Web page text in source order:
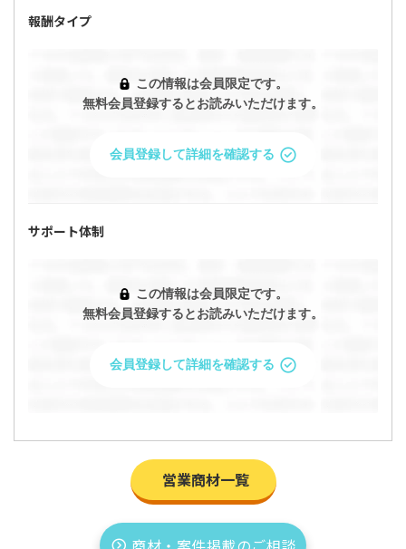
報酬タイプ
この情報は会員限定です。
無料会員登録するとお読みいただけます。
会員登録して詳細を確認する
サポート体制
この情報は会員限定です。
無料会員登録するとお読みいただけます。
会員登録して詳細を確認する
営業商材一覧